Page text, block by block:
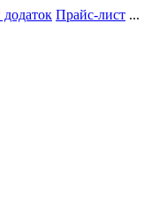
Прайс-лист ...